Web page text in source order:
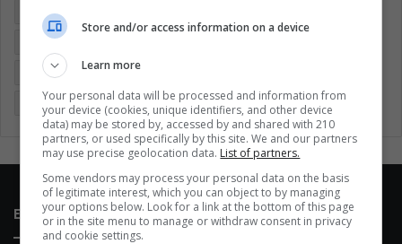
Argentina
Coronavirus
Economía Entretenimiento
Memes (ES) Mundo México Música Politica
Enlaces de interés
Store and/or access information on a device
Learn more
Your personal data will be processed and information from
your device (cookies, unique identifiers, and other device
data) may be stored by, accessed by and shared with 210
partners, or used specifically by this site. We and our partners
may use precise geolocation data. List of partners.
Some vendors may process your personal data on the basis
of legitimate interest, which you can object to by managing
your options below. Look for a link at the bottom of this page
or in the site menu to manage or withdraw consent in privacy
and cookie settings.